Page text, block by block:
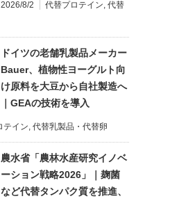
2026/8/2 代替プロテイン 代替
ドイツの老舗乳製品メーカー
Bauer、植物性ヨーグルト向
け原料を大豆から自社製造へ
｜GEAの技術を導入
テイン 代替乳製品・代替卵
農水省「農林水産研究イノベ
ーション戦略2026」｜麹菌
など代替タンパク質を推進、